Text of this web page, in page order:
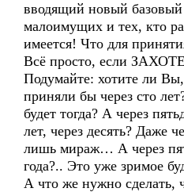
вводящий новый базовый
малоимущих и тех, кто
имеется! Что для
Всё просто, если
Подумайте: хотите ли Вы,
приняли бы через сто
будет тогда? А через
лет, через десять? Даже
лишь мираж… А через
года?.. Это уже зримое
А что же нужно сделать,